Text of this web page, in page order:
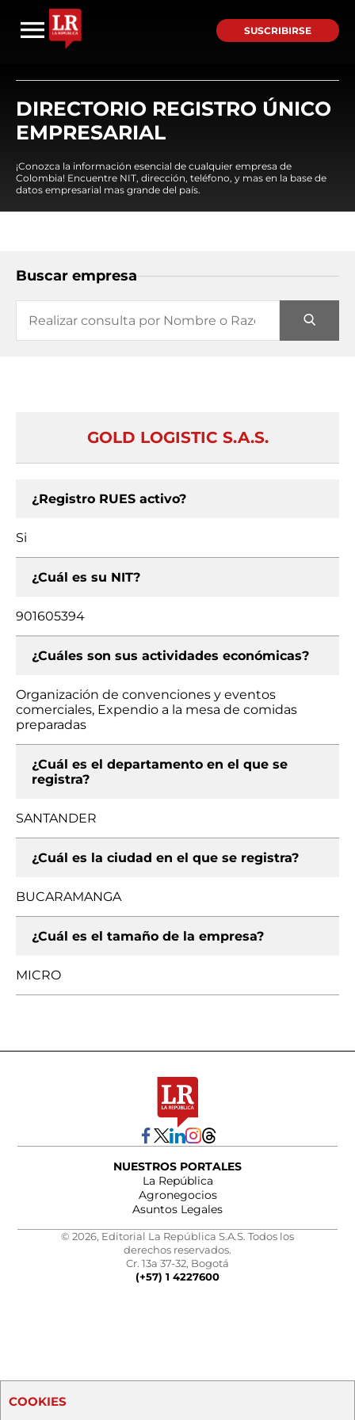
SUSCRIBIRSE
DIRECTORIO REGISTRO ÚNICO
EMPRESARIAL
¡Conozca la información esencial de cualquier empresa de
Colombia! Encuentre NIT, dirección, teléfono, y mas en la base de
datos empresarial mas grande del país.
Buscar empresa
GOLD LOGISTIC S.A.S.
¿Registro RUES activo?
Si
¿Cuál es su NIT?
901605394
¿Cuáles son sus actividades económicas?
Organización de convenciones y eventos
comerciales, Expendio a la mesa de comidas
preparadas
¿Cuál es el departamento en el que se
registra?
SANTANDER
¿Cuál es la ciudad en el que se registra?
BUCARAMANGA
¿Cuál es el tamaño de la empresa?
MICRO
NUESTROS PORTALES
La República
Agronegocios
Asuntos Legales
© 2026, Editorial La República S.A.S. Todos los
derechos reservados.
Cr. 13a 37-32, Bogotá
(+57) 1 4227600
COOKIES